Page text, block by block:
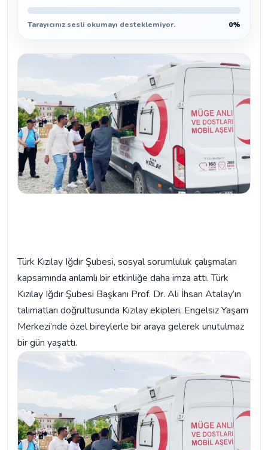
Tarayıcınız sesli okumayı desteklemiyor. 0%
Türk Kızılay Iğdır Şubesi, sosyal sorumluluk çalışmaları
kapsamında anlamlı bir etkinliğe daha imza attı. Türk
Kızılay Iğdır Şubesi Başkanı Prof. Dr. Ali İhsan Atalay’ın
talimatları doğrultusunda Kızılay ekipleri, Engelsiz Yaşam
Merkezi’nde özel bireylerle bir araya gelerek unutulmaz
bir gün yaşattı.